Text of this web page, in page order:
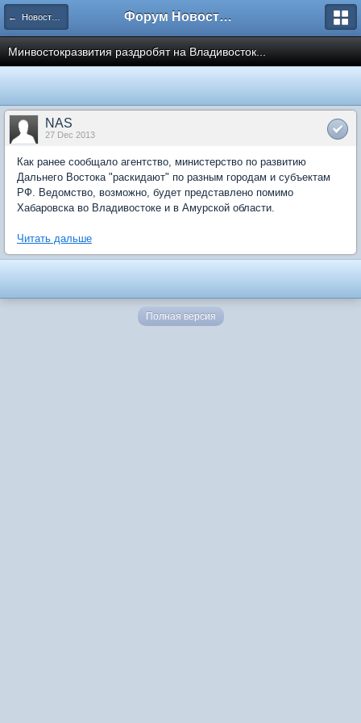
← Новости рынка недвижимости Форум Новостройки
Минвостокразвития раздробят на Владивосток...
NAS
27 Dec 2013
Как ранее сообщало агентство, министерство по развитию
Дальнего Востока "раскидают" по разным городам и субъектам
РФ. Ведомство, возможно, будет представлено помимо
Хабаровска во Владивостоке и в Амурской области.
Читать дальше
Полная версия